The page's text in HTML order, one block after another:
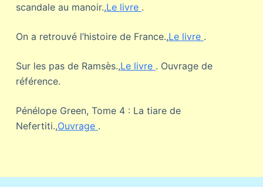
scandale au manoir.,Le livre .
On a retrouvé l’histoire de France.,Le livre .
Sur les pas de Ramsès.,Le livre . Ouvrage de
référence.
Pénélope Green, Tome 4 : La tiare de
Nefertiti.,Ouvrage .